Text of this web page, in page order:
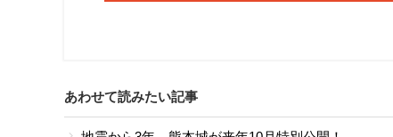
あわせて読みたい記事